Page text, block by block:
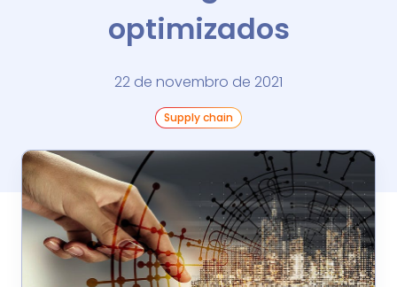
optimizados
22 de novembro de 2021
Supply chain